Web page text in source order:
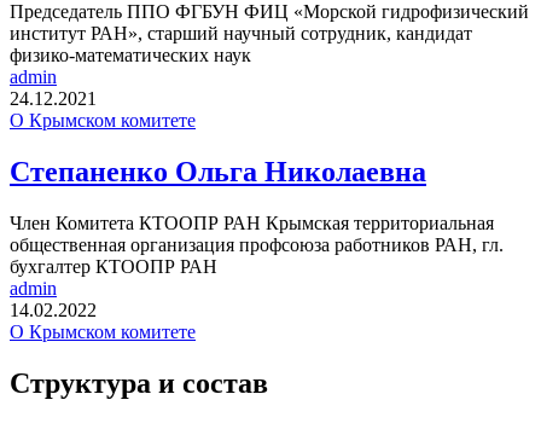
Председатель ППО ФГБУН ФИЦ «Морской гидрофизический
институт РАН», старший научный сотрудник, кандидат
физико-математических наук
admin
24.12.2021
О Крымском комитете
Степаненко Ольга Николаевна
Член Комитета КТООПР РАН Крымская территориальная
общественная организация профсоюза работников РАН, гл.
бухгалтер КТООПР РАН
admin
14.02.2022
О Крымском комитете
Структура и состав